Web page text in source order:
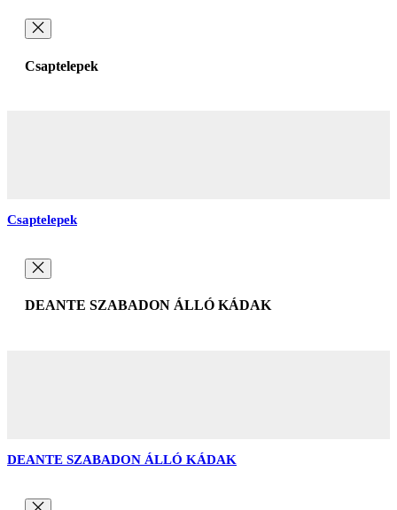
Csaptelepek
Csaptelepek
DEANTE SZABADON ÁLLÓ KÁDAK
DEANTE SZABADON ÁLLÓ KÁDAK